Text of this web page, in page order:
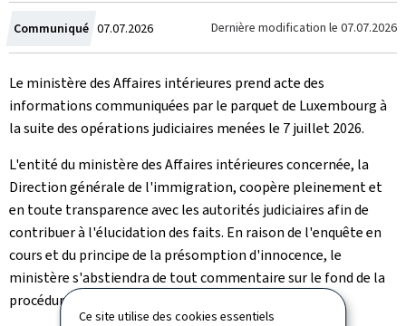
Ce site utilise des cookies essentiels
Communiqué Crée
le
07.07.2026 Dernière modification le 07.07.2026
Le ministère des Affaires intérieures prend acte des
informations communiquées par le parquet de Luxembourg à
la suite des opérations judiciaires menées le 7 juillet 2026.
L'entité du ministère des Affaires intérieures concernée, la
Direction générale de l'immigration, coopère pleinement et
en toute transparence avec les autorités judiciaires afin de
contribuer à l'élucidation des faits. En raison de l'enquête en
cours et du principe de la présomption d'innocence, le
ministère s'abstiendra de tout commentaire sur le fond de la
procédure en cours.